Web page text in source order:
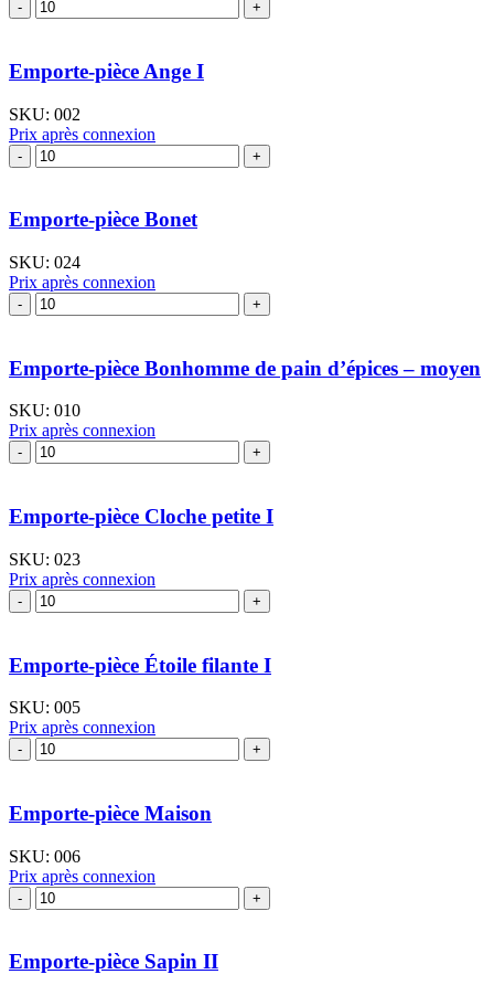
quantité
de
Ange
profil
Emporte-pièce Ange I
SKU: 002
Prix après connexion
quantité
de
pièce
Ange
I
Emporte-pièce Bonet
SKU: 024
Prix après connexion
quantité
de
Bonet
Emporte-pièce Bonhomme de pain d’épices – moyen
SKU: 010
Prix après connexion
quantité
de
pièce
Bonhomme
de
pain
d'épices
-
Emporte-pièce Cloche petite I
SKU: 023
Prix après connexion
quantité
de
Cloche
petite
I
Emporte-pièce Étoile filante I
SKU: 005
Prix après connexion
quantité
de
Étoile
I
Emporte-pièce Maison
SKU: 006
Prix après connexion
quantité
de
pièce
Maison
Emporte-pièce Sapin II